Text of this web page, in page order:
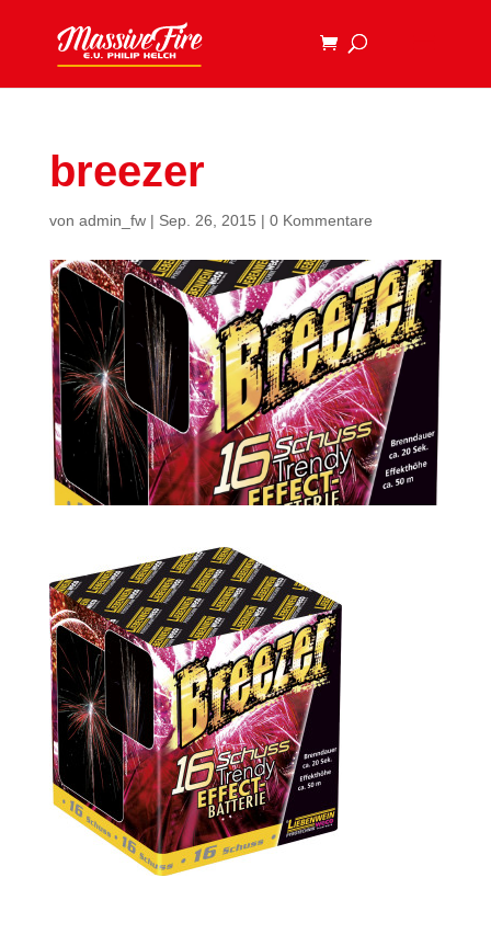
breezer
von admin_fw| Sep. 26, 2015 | 0 Kommentare